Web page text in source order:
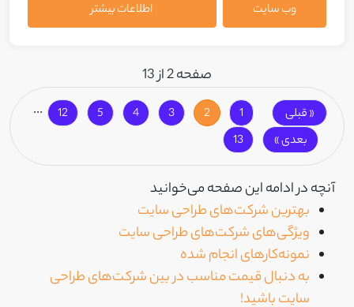
وب سایت اطلاعات بیشتر
صفحه 2 از 13
« قبلی 1
2
3
4
5
...
12
13
بعدی »
آنچه در ادامه این صفحه می‌خوانید
بهترین شرکت‌های طراحی سایت
ویژگی‌های شرکت‌های طراحی سایت
نمونه‌کارهای انجام شده
به دنبال قیمت مناسب در بین شرکت‌های طراحی
سایت باشید!